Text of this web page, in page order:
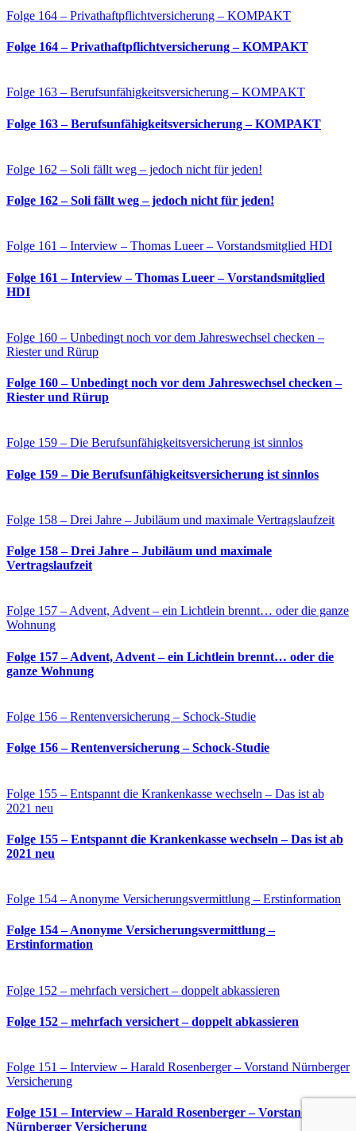
Folge 164 – Privathaftpflichtversicherung – KOMPAKT
Folge 164 – Privathaftpflichtversicherung – KOMPAKT
Folge 163 – Berufsunfähigkeitsversicherung – KOMPAKT
Folge 163 – Berufsunfähigkeitsversicherung – KOMPAKT
Folge 162 – Soli fällt weg – jedoch nicht für jeden!
Folge 162 – Soli fällt weg – jedoch nicht für jeden!
Folge 161 – Interview – Thomas Lueer – Vorstandsmitglied HDI
Folge 161 – Interview – Thomas Lueer – Vorstandsmitglied
HDI
Folge 160 – Unbedingt noch vor dem Jahreswechsel checken –
Riester und Rürup
Folge 160 – Unbedingt noch vor dem Jahreswechsel checken –
Riester und Rürup
Folge 159 – Die Berufsunfähigkeitsversicherung ist sinnlos
Folge 159 – Die Berufsunfähigkeitsversicherung ist sinnlos
Folge 158 – Drei Jahre – Jubiläum und maximale Vertragslaufzeit
Folge 158 – Drei Jahre – Jubiläum und maximale
Vertragslaufzeit
Folge 157 – Advent, Advent – ein Lichtlein brennt… oder die ganze
Wohnung
Folge 157 – Advent, Advent – ein Lichtlein brennt… oder die
ganze Wohnung
Folge 156 – Rentenversicherung – Schock-Studie
Folge 156 – Rentenversicherung – Schock-Studie
Folge 155 – Entspannt die Krankenkasse wechseln – Das ist ab
2021 neu
Folge 155 – Entspannt die Krankenkasse wechseln – Das ist ab
2021 neu
Folge 154 – Anonyme Versicherungsvermittlung – Erstinformation
Folge 154 – Anonyme Versicherungsvermittlung –
Erstinformation
Folge 152 – mehrfach versichert – doppelt abkassieren
Folge 152 – mehrfach versichert – doppelt abkassieren
Folge 151 – Interview – Harald Rosenberger – Vorstand Nürnberger
Versicherung
Folge 151 – Interview – Harald Rosenberger – Vorstand
Nürnberger Versicherung